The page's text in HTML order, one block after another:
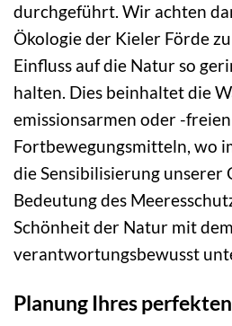
durchgeführt. Wir achten
Ökologie der Kieler Förde
Einfluss auf die Natur so
halten. Dies beinhaltet die
emissionsarmen oder -freien
Fortbewegungsmitteln, wo
die Sensibilisierung unserer
Bedeutung des
Schönheit der Natur mit
verantwortungsbewusst
Planung Ihres